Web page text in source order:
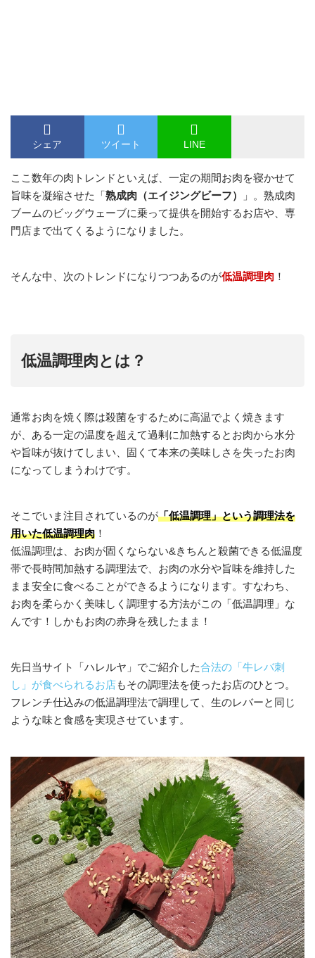
シェア ツイート LINE
ここ数年の肉トレンドといえば、一定の期間お肉を寝かせて
旨味を凝縮させた「熟成肉（エイジングビーフ）
」。熟成肉
ブームのビッグウェーブに乗って提供を開始するお店や、専
門店まで出てくるようになりました。
そんな中、次のトレンドになりつつあるのが低温調理肉 ！
低温調理肉とは？
通常お肉を焼く際は殺菌をするために高温でよく焼きます
が、ある一定の温度を超えて過剰に加熱するとお肉から水分
や旨味が抜けてしまい、固くて本来の美味しさを失ったお肉
になってしまうわけです。
そこでいま注目されているのが「低温調理」という調理法を
用いた低温調理肉 ！
低温調理は、お肉が固くならない&きちんと殺菌できる低温度
帯で長時間加熱する調理法で、お肉の水分や旨味を維持した
まま安全に食べることができるようになります。すなわち、
お肉を柔らかく美味しく調理する方法がこの「低温調理」な
んです！しかもお肉の赤身を残したまま！
先日当サイト「ハレルヤ」でご紹介した合法の「牛レバ刺
し」が食べられるお店もその調理法を使ったお店のひとつ。
フレンチ仕込みの低温調理法で調理して、生のレバーと同じ
ような味と食感を実現させています。